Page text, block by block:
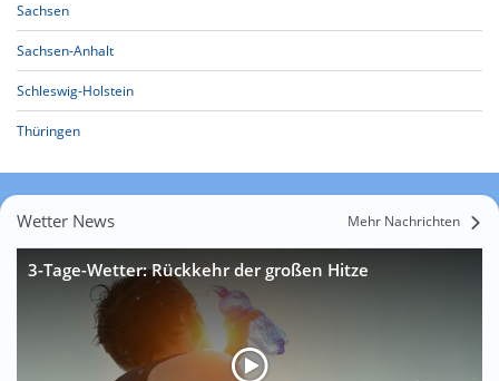
Sachsen
Sachsen-Anhalt
Schleswig-Holstein
Thüringen
Wetter News Mehr Nachrichten
3-Tage-Wetter: Rückkehr der großen Hitze